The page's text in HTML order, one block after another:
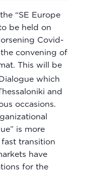
“SE Europe
be held on
Covid-
convening of
This will be
which
and
occasions.
is more
transition
have
for the